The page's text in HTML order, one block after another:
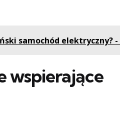
samochód elektryczny?
wspierające